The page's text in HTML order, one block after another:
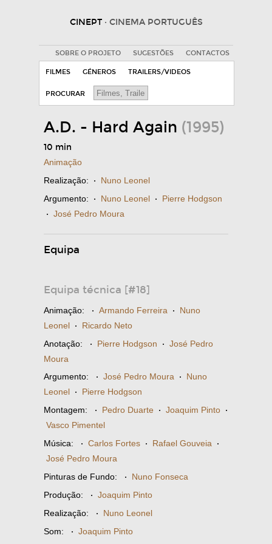
CINEPT · CINEMA PORTUGUÊS
SOBRE O PROJETO SUGESTÕES CONTACTOS
FILMES GÉNEROS TRAILERS/VIDEOS
PROCURAR
A.D. - Hard Again (1995)
10 min
Animação
Realização: · Nuno Leonel
Argumento: · Nuno Leonel · Pierre Hodgson
· José Pedro Moura
Equipa
Equipa técnica [#18]
Animação: · Armando Ferreira · Nuno
Leonel · Ricardo Neto
Anotação: · Pierre Hodgson · José Pedro
Moura
Argumento: · José Pedro Moura · Nuno
Leonel · Pierre Hodgson
Montagem: · Pedro Duarte · Joaquim Pinto ·
Vasco Pimentel
Música: · Carlos Fortes · Rafael Gouveia ·
José Pedro Moura
Pinturas de Fundo: · Nuno Fonseca
Produção: · Joaquim Pinto
Realização: · Nuno Leonel
Som: · Joaquim Pinto